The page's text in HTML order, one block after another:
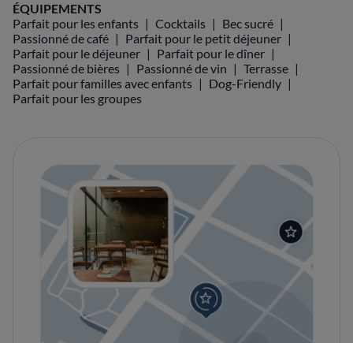
ÉQUIPEMENTS
Parfait pour les enfants
Cocktails
Bec sucré
Passionné de café
Parfait pour le petit déjeuner
Parfait pour le déjeuner
Parfait pour le dîner
Passionné de bières
Passionné de vin
Terrasse
Parfait pour familles avec enfants
Dog-Friendly
Parfait pour les groupes